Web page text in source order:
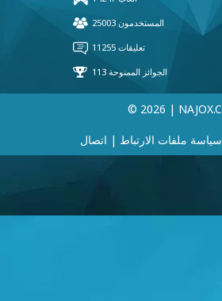
سياسة ملفات الارتباط | اتصال